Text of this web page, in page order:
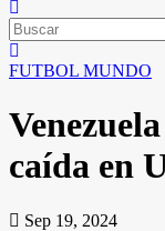
FUTBOL MUNDO
caída en
Sep 19, 2024